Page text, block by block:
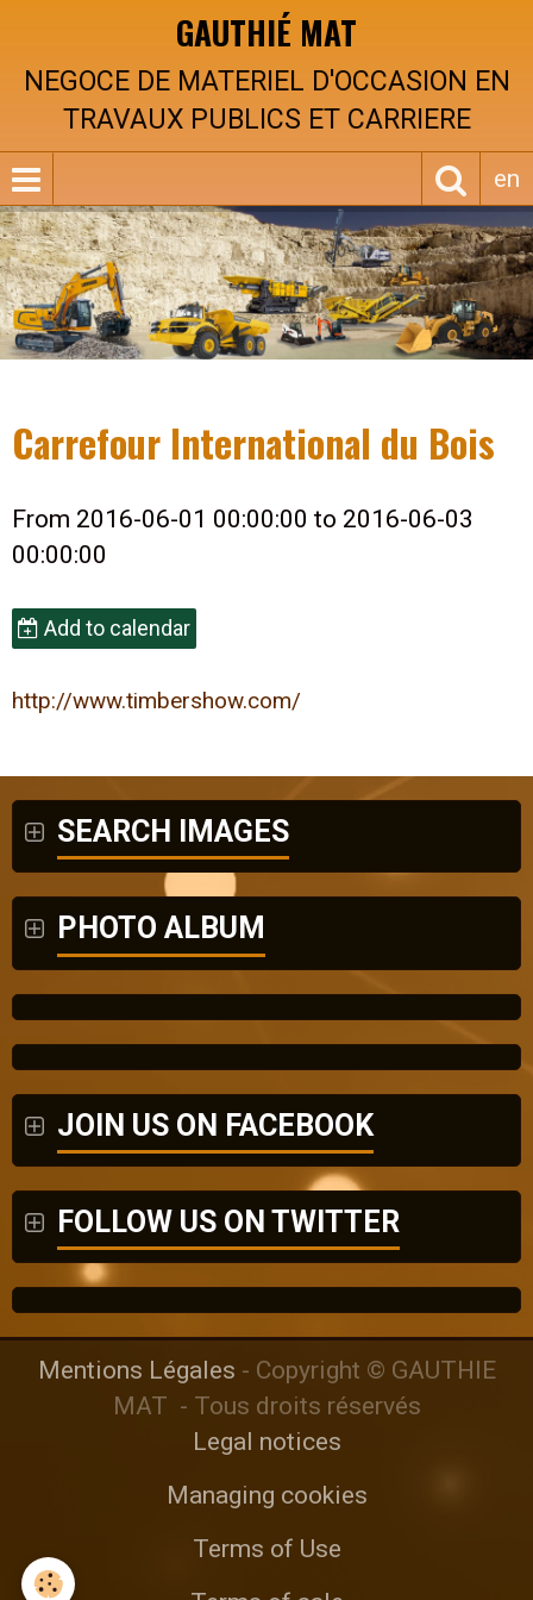
GAUTHIÉ MAT
NEGOCE DE MATERIEL D'OCCASION EN
TRAVAUX PUBLICS ET CARRIERE
en
Carrefour International du Bois
From 2016-06-01 00:00:00 to 2016-06-03
00:00:00
Add to calendar
http://www.timbershow.com/
SEARCH IMAGES
PHOTO ALBUM
JOIN US ON FACEBOOK
FOLLOW US ON TWITTER
Mentions Légales - Copyright © GAUTHIE
MAT - Tous droits réservés
Legal notices
Managing cookies
Terms of Use